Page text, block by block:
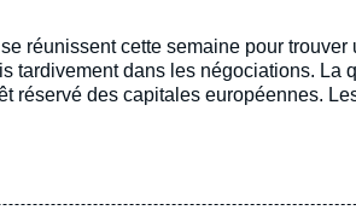
réunissent cette semaine pour
tardivement dans les négociations. La
réservé des capitales européennes.